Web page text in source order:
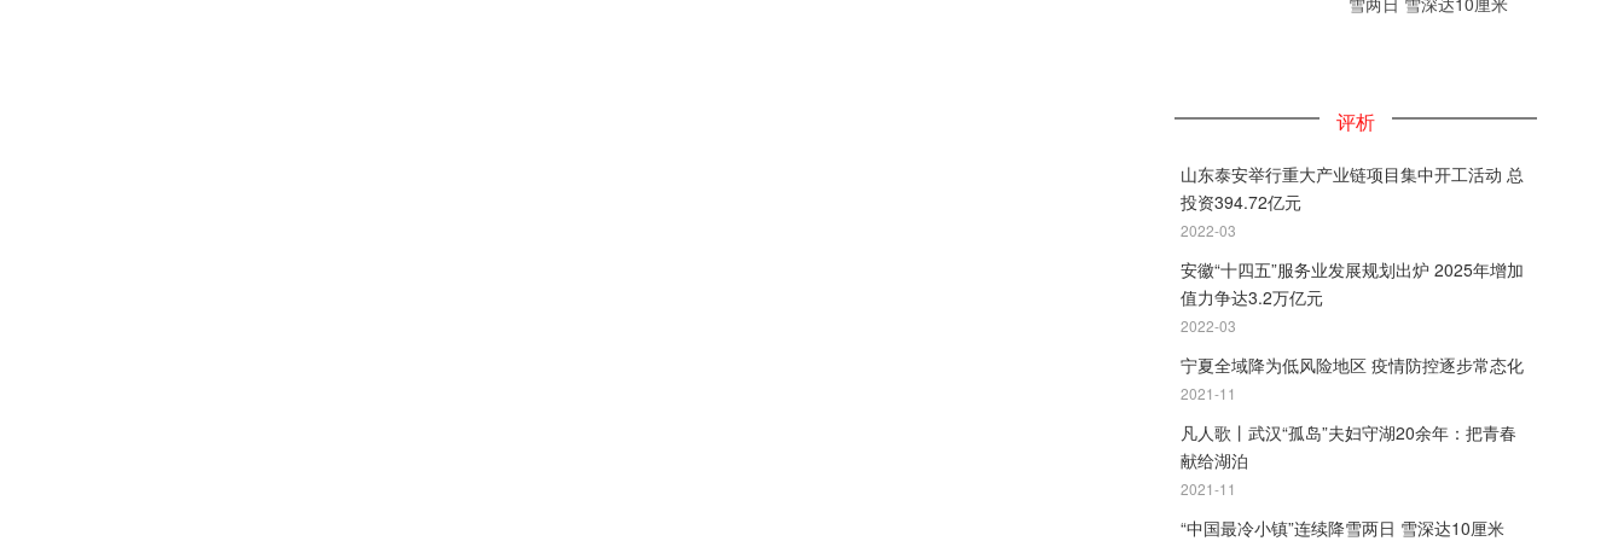
评析
山东泰安举行重大产业链项目集中开工活动 总
投资394.72亿元
2022-03
安徽“十四五”服务业发展规划出炉 2025年增加
值力争达3.2万亿元
2022-03
宁夏全域降为低风险地区 疫情防控逐步常态化
2021-11
凡人歌丨武汉“孤岛”夫妇守湖20余年：把青春
献给湖泊
2021-11
“中国最冷小镇”连续降雪两日 雪深达10厘米